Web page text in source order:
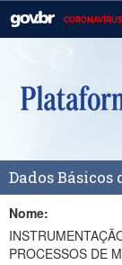
Casa Civil
Ministério da Defesa
Ministério da Economia
Ministério da
Ministério da
Dados Básicos
Nome:
PROCESSOS DE